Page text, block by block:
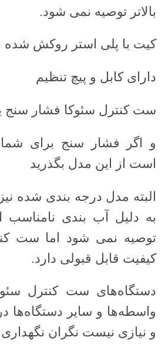
بالاتر توصیه نمی شود.
کیت با پلی استر روکش
دارای کابل و پیچ تنظیم
ست کنترل سئوکا فشار سنج
و اگر فشار سنج برای
است از این مدل بگذرید
البته مدل درجه بندی شده
به دلیل آب بندی نامناسب
توصیه نمی شود اما ست
کیفیت قابل قبولی دارد.
دستگاه‌های ست کنترل
واسطه‌ها و سایر دستگاه‌ها
و نیازی نیست نگران